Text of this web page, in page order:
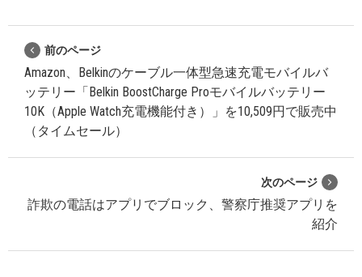
前のページ
Amazon、Belkinのケーブル一体型急速充電モバイルバ
ッテリー「Belkin BoostCharge Proモバイルバッテリー
10K（Apple Watch充電機能付き）」を10,509円で販売中
（タイムセール）
次のページ
詐欺の電話はアプリでブロック、警察庁推奨アプリを
紹介